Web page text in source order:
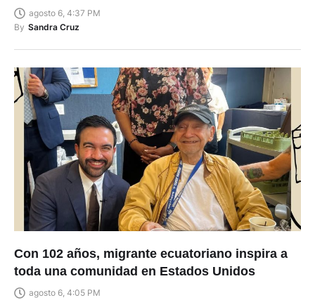
agosto 6, 4:37 PM
By Sandra Cruz
Con 102 años, migrante ecuatoriano inspira a
toda una comunidad en Estados Unidos
agosto 6, 4:05 PM